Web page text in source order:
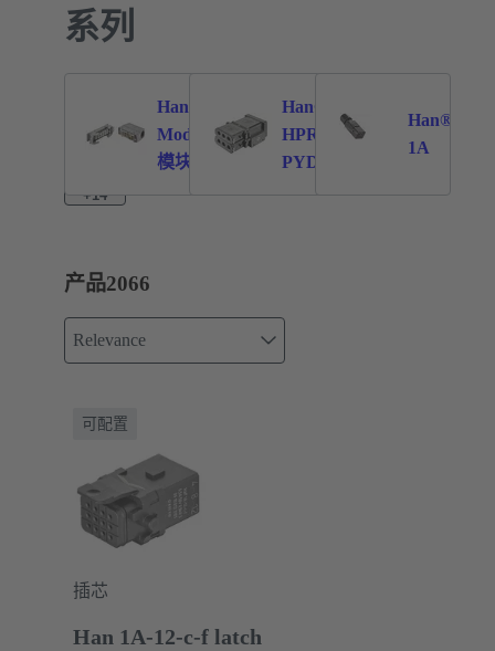
系列
Han-
Modular®
模块化连
567
Han®
HPR
PYD
79
Han®
1A
+14
产品2066
Relevance
可配置
插芯
Han 1A-12-c-f latch